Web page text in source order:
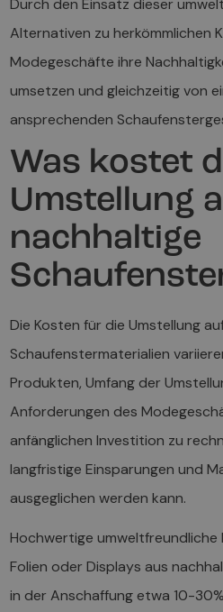
Durch den Einsatz dieser
Alternativen zu herkömmlichen
Modegeschäfte ihre
umsetzen und gleichzeitig von
ansprechenden
Was kostet
Umstellung
nachhaltige
Die Kosten für die Umstellung
Schaufenstermaterialien
Produkten, Umfang der
Anforderungen des
anfänglichen Investition zu
langfristige Einsparungen und
ausgeglichen werden kann.
Hochwertige umweltfreundliche
Folien oder Displays aus
in der Anschaffung etwa 10-